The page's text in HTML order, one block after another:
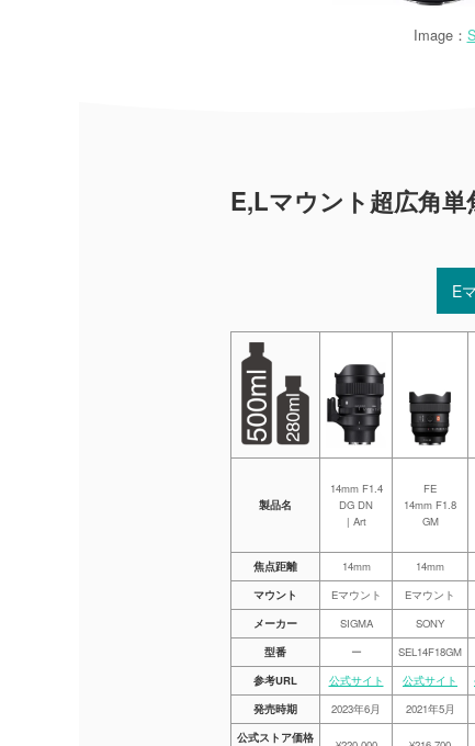
Image：
E,Lマウント超広角
E
製品名
14mm F1.4
DG DN
| Art
FE
14mm F1.8
GM
焦点距離 14mm 14mm
マウント
Eマウント Eマウント
メーカー
SIGMA SONY
型番
ー SEL14F18GM
参考URL
公式サイト 公式サイト
発売時期
2023年6月 2021年5月
公式ストア価格